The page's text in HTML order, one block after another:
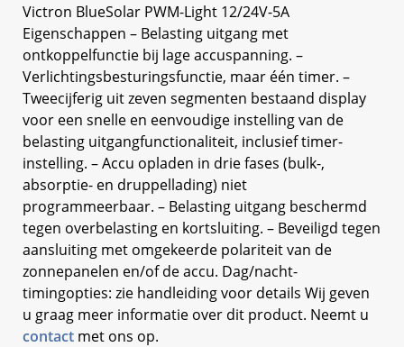
Victron BlueSolar PWM-Light 12/24V-5A
Eigenschappen – Belasting uitgang met
ontkoppelfunctie bij lage accuspanning. –
Verlichtingsbesturingsfunctie, maar één timer. –
Tweecijferig uit zeven segmenten bestaand display
voor een snelle en eenvoudige instelling van de
belasting uitgangfunctionaliteit, inclusief timer-
instelling. – Accu opladen in drie fases (bulk-,
absorptie- en druppellading) niet
programmeerbaar. – Belasting uitgang beschermd
tegen overbelasting en kortsluiting. – Beveiligd tegen
aansluiting met omgekeerde polariteit van de
zonnepanelen en/of de accu. Dag/nacht-
timingopties: zie handleiding voor details Wij geven
u graag meer informatie over dit product. Neemt u
contact met ons op.